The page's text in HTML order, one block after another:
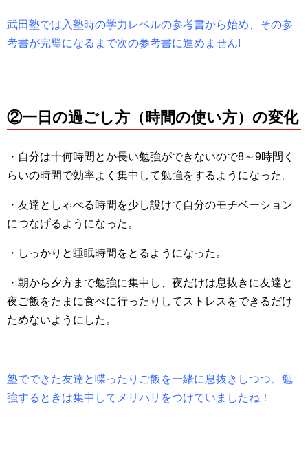
武田塾では入塾時の学力レベルの参考書から始め、その参
考書が完璧になるまで次の参考書に進めません!
②一日の過ごし方（時間の使い方）の変化
・自分は十何時間とか長い勉強ができないので8～9時間く
らいの時間で効率よく集中して勉強をするようになった。
・友達としゃべる時間を少し設けて自分のモチベーション
につなげるようになった。
・しっかりと睡眠時間をとるようになった。
・朝から夕方まで勉強に集中し、夜だけは息抜きに友達と
夜ご飯をたまに食べに行ったりしてストレスをできるだけ
ためないようにした。
塾でできた友達と喋ったりご飯を一緒に息抜きしつつ、勉
強するときは集中してメリハリをつけていましたね！